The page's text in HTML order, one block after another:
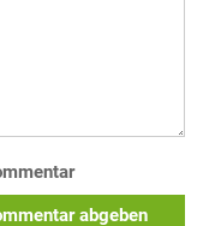
abgeben